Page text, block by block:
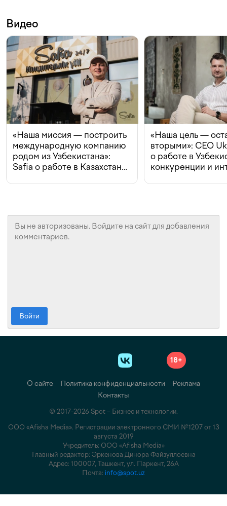
Видео
«Наша миссия — построить
международную компанию
родом из Узбекистана»:
Safia о работе в Казахстане,
«Наша цель —
вторыми»: CEO
о работе в
конкуренции и
Войти
18+
О сайте Политика конфиденциальности
Реклама
Контакты
© 2017-2026 Spot – Бизнес и технологии.
ООО «Afisha Media». Регистрации электронного СМИ №1207 от 13
августа 2019
Учредитель: ООО «Afisha Media»
Главный редактор: Эркенова Динора Файзуллоевна
Адрес: 100007, Ташкент, ул. Паркент, 26А
Почта: info@spot.uz